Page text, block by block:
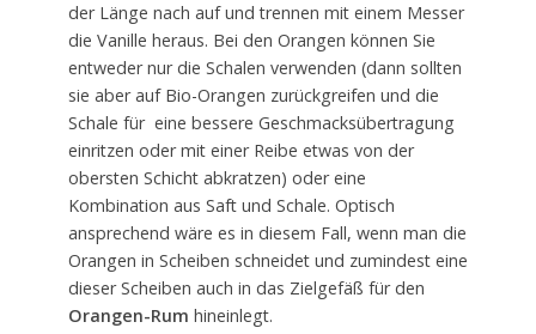
der Länge nach auf und trennen mit einem Messer
die Vanille heraus. Bei den Orangen können Sie
entweder nur die Schalen verwenden (dann sollten
sie aber auf Bio-Orangen zurückgreifen und die
Schale für eine bessere Geschmacksübertragung
einritzen oder mit einer Reibe etwas von der
obersten Schicht abkratzen) oder eine
Kombination aus Saft und Schale. Optisch
ansprechend wäre es in diesem Fall, wenn man die
Orangen in Scheiben schneidet und zumindest eine
dieser Scheiben auch in das Zielgefäß für den
Orangen-Rum hineinlegt.